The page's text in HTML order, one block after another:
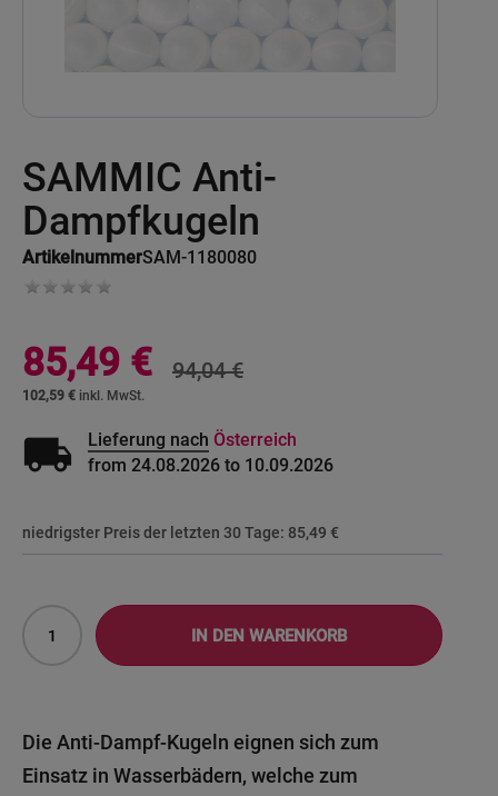
SAMMIC Anti-
Dampfkugeln
ArtikelnummerSAM-1180080
to
the
beginning
images
Sonderangebot
102,59 €
85,49 € 94,04 €
local_shipping Lieferung nach Österreich
from 24.08.2026 to 10.09.2026
niedrigster Preis der letzten 30 Tage: 85,49 €
IN DEN WARENKORB
Die Anti-Dampf-Kugeln eignen sich zum
Einsatz in Wasserbädern, welche zum